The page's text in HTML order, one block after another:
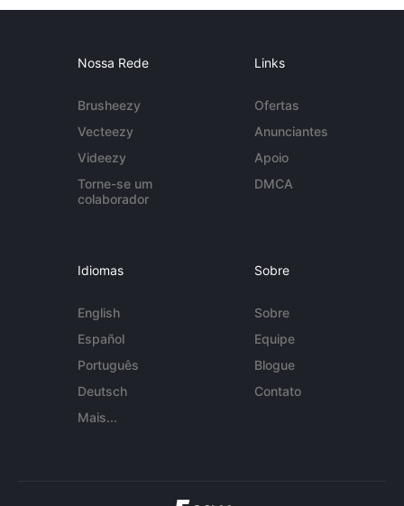
Nossa Rede
Brusheezy
Vecteezy
Videezy
Torne-se um
colaborador
Links
Ofertas
Anunciantes
Apoio
DMCA
Idiomas
English
Español
Português
Deutsch
Mais...
Sobre
Sobre
Equipe
Blogue
Contato